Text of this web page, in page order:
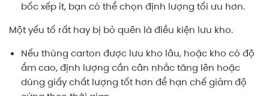
bốc xếp ít, bạn có thể chọn định lượng tối ưu hơn.
Một yếu tố rất hay bị bỏ quên là điều kiện lưu kho.
Nếu thùng carton được lưu kho lâu, hoặc kho có độ
ẩm cao, định lượng cần cân nhắc tăng lên hoặc
dùng giấy chất lượng tốt hơn để hạn chế giảm độ